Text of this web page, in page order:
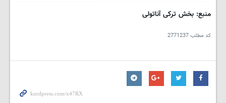
منبع: بخش ترکی آناتولی
کد مطلب2771237